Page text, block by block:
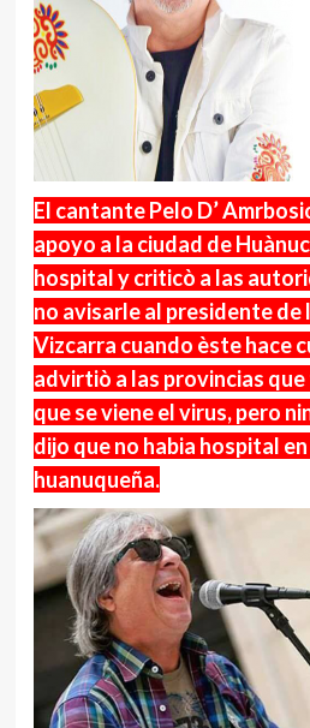
El cantante Pelo D’
apoyo a la ciudad de
hospital y criticò a las
no avisarle al presidente de
Vizcarra cuando èste hace
advirtiò a las provincias
que se viene el virus, pero
dijo que no habia hospital
huanuqueña.